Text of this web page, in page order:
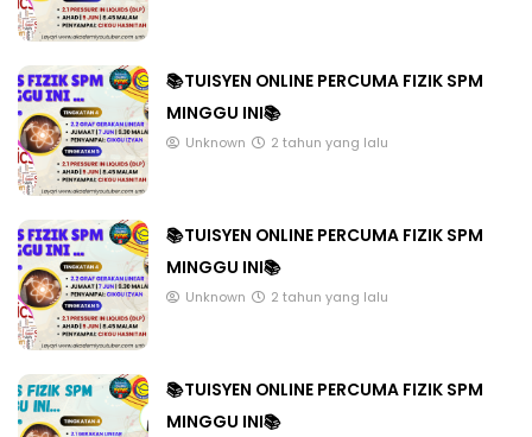
📚TUISYEN ONLINE PERCUMA FIZIK SPM
MINGGU INI📚
Unknown 2 tahun yang lalu
📚TUISYEN ONLINE PERCUMA FIZIK SPM
MINGGU INI📚
Unknown 2 tahun yang lalu
📚TUISYEN ONLINE PERCUMA FIZIK SPM
MINGGU INI📚